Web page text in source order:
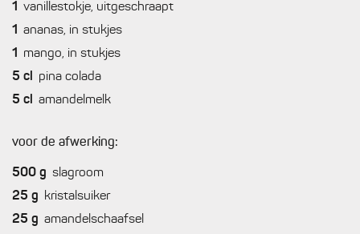
1
vanillestokje, uitgeschraapt
1
ananas, in stukjes
1
mango, in stukjes
5 cl
pina colada
5 cl amandelmelk
voor de afwerking:
500 g slagroom
25 g
kristalsuiker
25 g amandelschaafsel